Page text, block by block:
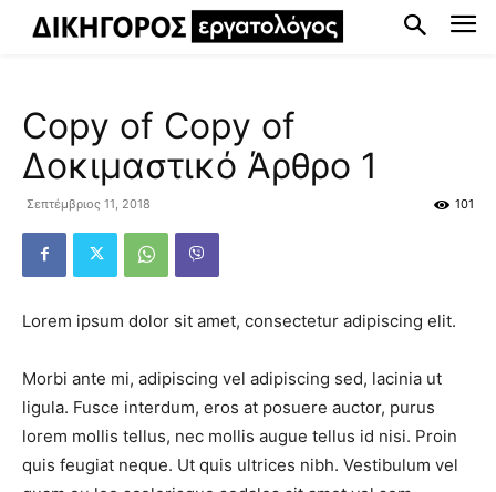
Copy of Copy of
Δοκιμαστικό Άρθρο 1
Σεπτέμβριος 11, 2018 101
Lorem ipsum dolor sit amet, consectetur adipiscing elit.
Morbi ante mi, adipiscing vel adipiscing sed, lacinia ut
ligula. Fusce interdum, eros at posuere auctor, purus
lorem mollis tellus, nec mollis augue tellus id nisi. Proin
quis feugiat neque. Ut quis ultrices nibh. Vestibulum vel